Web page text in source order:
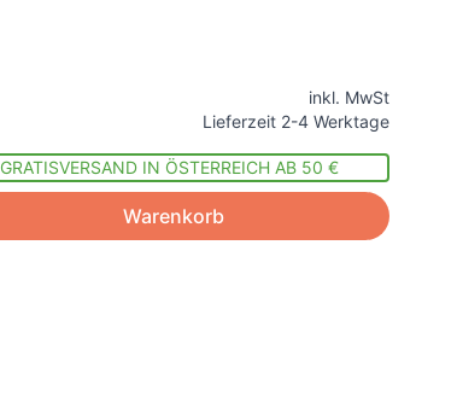
inkl. MwSt
Lieferzeit 2-4 Werktage
GRATISVERSAND IN ÖSTERREICH AB 50 €
Warenkorb